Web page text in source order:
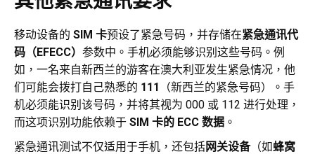
移动设备的 SIM 卡预设了紧急号码，并存储在紧急通讯代
码（EFECC） 参数中。手机必须能够识别这些号码。例
如，一名来自新西兰的游客在澳大利亚发生紧急情况，他
们可能会拨打自己熟悉的 111
（新西兰的紧急号码）。手
机必须能识别该号码，并将其视为 000 或 112 进行处理，
而这项识别功能依赖于 SIM 卡的 ECC 数据 。
紧急通讯测试不仅适用于手机，还包括网关设备（如蜂窝